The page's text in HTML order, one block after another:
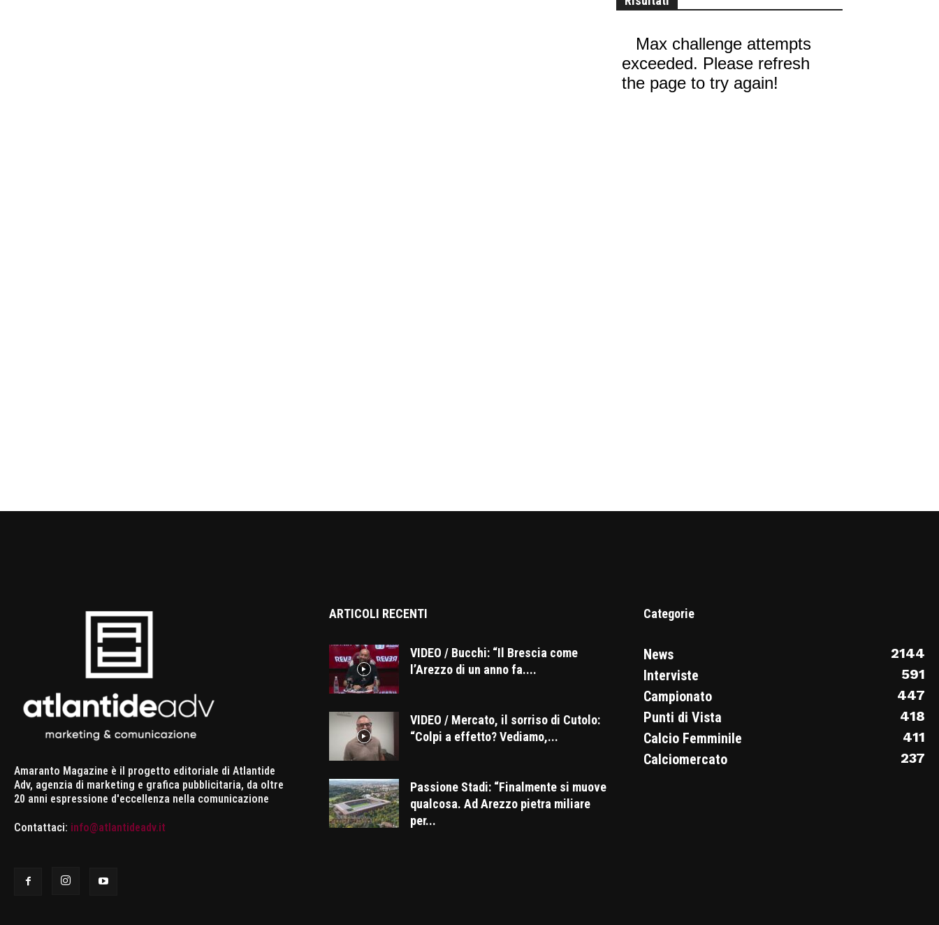
Amaranto Magazine è il progetto editoriale di Atlantide
Adv, agenzia di marketing e grafica pubblicitaria, da oltre
20 anni espressione d'eccellenza nella comunicazione
Contattaci: info@atlantideadv.it
ARTICOLI RECENTI
VIDEO / Bucchi: “Il Brescia come
l’Arezzo di un anno fa....
VIDEO / Mercato, il sorriso di Cutolo:
“Colpi a effetto? Vediamo,...
Passione Stadi: “Finalmente si muove
qualcosa. Ad Arezzo pietra miliare
per...
Categorie
News
2144
Interviste
591
Campionato
447
Punti di Vista
418
Calcio Femminile
411
Calciomercato
237